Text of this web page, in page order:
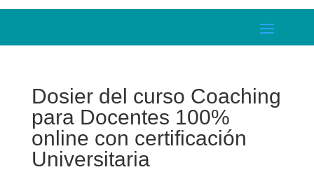
Dosier del curso Coaching
para Docentes 100%
online con certificación
Universitaria